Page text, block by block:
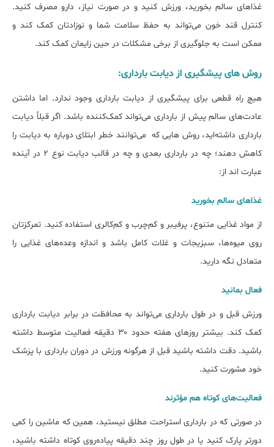
غذاهای سالم بخورید، ورزش کنید و در صورت نیاز، دارو مصرف کنید.
کنترل قند خون می‌تواند به حفظ سلامت شما و نوزادتان کمک کند و
ممکن است به جلوگیری از برخی مشکلات در حین زایمان کمک کند.
روش های پیشگیری از دیابت بارداری:
هیچ راه قطعی برای پیشگیری از دیابت بارداری وجود ندارد. اما داشتن
عادت‌های سالم پیش از بارداری می‌تواند کمک‌کننده باشد. اگر قبلاً دیابت
بارداری داشته‌اید، روش هایی که می‌توانند خطر ابتلای دوباره به دیابت را
کاهش دهند؛ چه در بارداری بعدی و چه در قالب دیابت نوع ۲ در آینده
عبارت اند از:
غذاهای سالم بخورید
از مواد غذایی متنوع، پرفیبر و کم‌چرب و کم‌کالری استفاده کنید. تمرکزتان
روی میوه‌ها، سبزیجات و غلات کامل باشد و اندازه وعده‌های غذایی را
متعادل نگه دارید.
فعال بمانید
ورزش قبل و در طول بارداری می‌تواند به محافظت در برابر دیابت بارداری
کمک کند. بیشتر روزهای هفته حدود ۳۰ دقیقه فعالیت متوسط داشته
باشید. دقت داشته باشید قبل از هرگونه ورزش در دوران بارداری با پزشک
خود مشورت کنید.
فعالیت‌های کوتاه هم مؤثرند
در صورتی که در بارداری استراحت مطلق نیستید، همین که ماشین را کمی
دورتر پارک کنید یا در طول روز چند دقیقه پیاده‌روی کوتاه داشته باشید،